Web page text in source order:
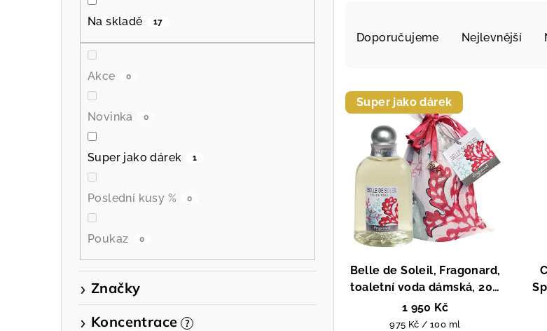
Na skladě 17
Akce 0
Novinka 0
Super jako dárek 1
Poslední kusy % 0
Poukaz 0
Značky
Koncentrace
?
a
e
p
r
o
d
u
Doporučujeme Nejlevnější
V
ý
s
p
o
Super jako dárek
Belle de Soleil, Fragonard,
toaletní voda dámská, 200
ml
1 950 Kč
Měrná
975 Kč / 100 ml